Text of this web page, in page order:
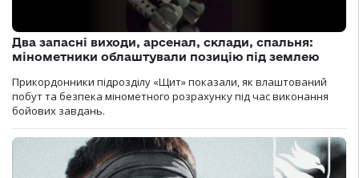
Два запасні виходи, арсенал, склади, спальня:
мінометники облаштували позицію під землею
Прикордонники підрозділу «Щит» показали, як влаштований
побут та безпека мінометного розрахунку під час виконання
бойових завдань.